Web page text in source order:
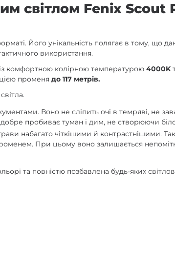
світлом Fenix Scout
Його унікальність полягає в тому, що
використання.
із комфортною колірною температурою4000K
променядо 117 метрів.
Воно не сліпить очі в темряві, не
пробиває туман і дим, не створюючи
набагато чіткішими й контрастнішими.
При цьому воно залишається
та повністю позбавлена будь-яких